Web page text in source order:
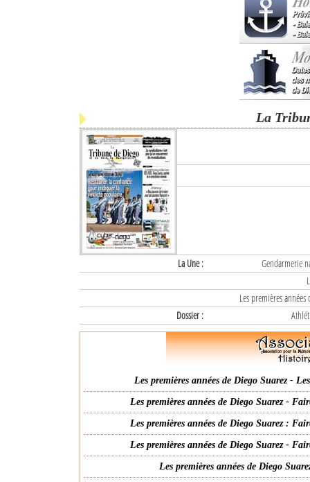
La
La Une :
Gendarmerie
Les premières
Dossier :
Les premières années de Diego Suarez -
Les premières années de Diego Suarez -
Les premières années de Diego Suarez :
Les premières années de Diego Suarez -
Les premières années de Diego